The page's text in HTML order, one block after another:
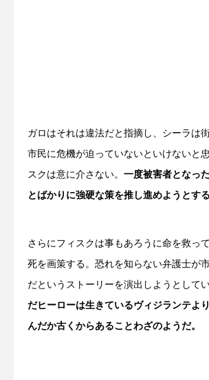
ガロはそれは違法だと指摘し、シーラは
市民に危機が迫っていないといけないと
スクは意に介さない。 一度被害者となっ
とばかりに強硬な策を推し進めようとする
さらにフィスクは事もあろうに命を救っ
死を画策する。恐れを知らない弁護士が
だというストーリーを演出しようとしてい
だヒーローは生きているヴィジランテよ
んだか古くからあることわざのようだ。